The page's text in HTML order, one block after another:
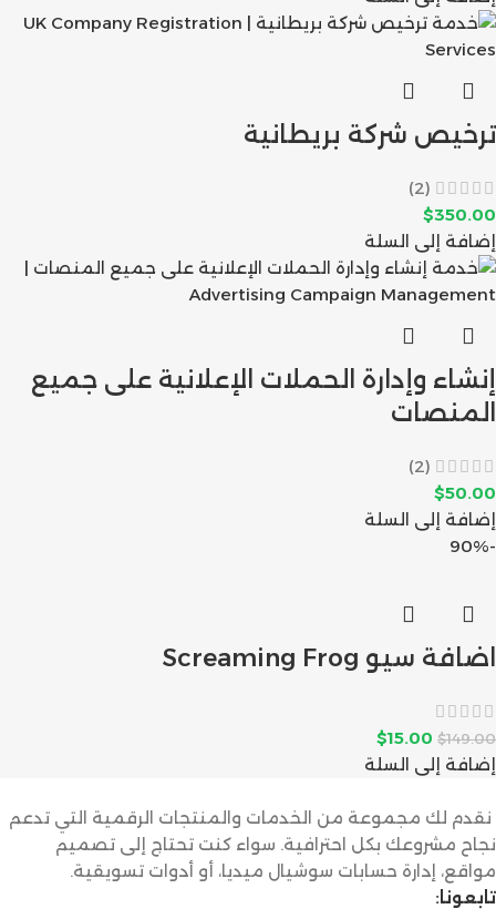
ترخيص شركة بريطانية
(2)
$350.00
إضافة إلى السلة
إنشاء وإدارة الحملات الإعلانية على جميع
المنصات
(2)
$50.00
إضافة إلى السلة
-90%
اضافة سيو Screaming Frog
$149.00
$15.00
إضافة إلى السلة
نقدم لك مجموعة من الخدمات والمنتجات الرقمية التي تدعم
نجاح مشروعك بكل احترافية. سواء كنت تحتاج إلى تصميم
مواقع، إدارة حسابات سوشيال ميديا، أو أدوات تسويقية.
تابعونا: